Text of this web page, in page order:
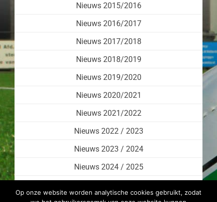
Nieuws 2015/2016
Nieuws 2016/2017
Nieuws 2017/2018
Nieuws 2018/2019
Nieuws 2019/2020
Nieuws 2020/2021
Nieuws 2021/2022
Nieuws 2022 / 2023
Nieuws 2023 / 2024
Nieuws 2024 / 2025
Op onze website worden analytische cookies gebruikt, zodat